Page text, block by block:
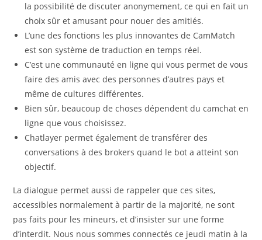
la possibilité de discuter anonymement, ce qui en fait un
choix sûr et amusant pour nouer des amitiés.
L’une des fonctions les plus innovantes de CamMatch
est son système de traduction en temps réel.
C’est une communauté en ligne qui vous permet de vous
faire des amis avec des personnes d’autres pays et
même de cultures différentes.
Bien sûr, beaucoup de choses dépendent du camchat en
ligne que vous choisissez.
Chatlayer permet également de transférer des
conversations à des brokers quand le bot a atteint son
objectif.
La dialogue permet aussi de rappeler que ces sites,
accessibles normalement à partir de la majorité, ne sont
pas faits pour les mineurs, et d’insister sur une forme
d’interdit. Nous nous sommes connectés ce jeudi matin à la